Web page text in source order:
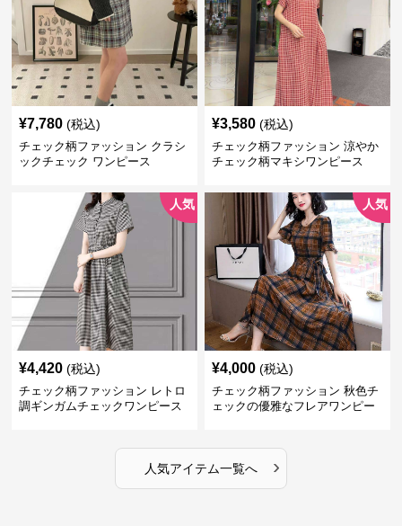
¥7,780 (税込)
チェック柄ファッション クラシ
ックチェック ワンピース
¥3,580 (税込)
チェック柄ファッション 涼やか
チェック柄マキシワンピース
人気
¥4,420 (税込)
チェック柄ファッション レトロ
調ギンガムチェックワンピース
人気
¥4,000 (税込)
チェック柄ファッション 秋色チ
ェックの優雅なフレアワンピー
人気アイテム一覧へ ›